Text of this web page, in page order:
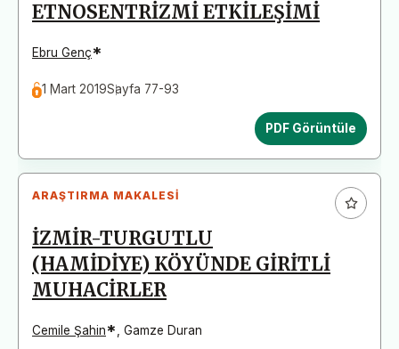
ETNOSENTRİZMİ ETKİLEŞİMİ
Ebru Genç*
1 Mart 2019Sayfa 77-93
PDF Görüntüle
ARAŞTIRMA MAKALESI
İZMİR-TURGUTLU
(HAMİDİYE) KÖYÜNDE GİRİTLİ
MUHACİRLER
Cemile Şahin*, Gamze Duran